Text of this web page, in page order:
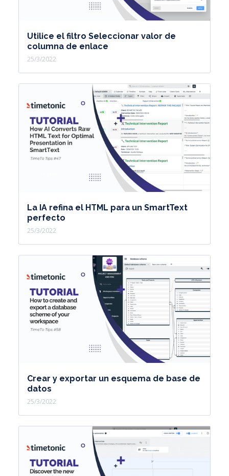
Utilice el filtro Seleccionar valor de
columna de enlace
25/3/2022
La IA refina el HTML para un SmartText
perfecto
25/3/2022
Crear y exportar un esquema de base de
datos
25/3/2022